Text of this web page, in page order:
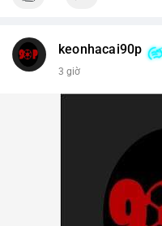
keonhacai90p
3 giờ